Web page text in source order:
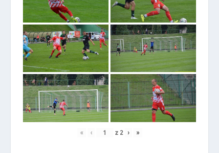
« ‹ z 2 › »